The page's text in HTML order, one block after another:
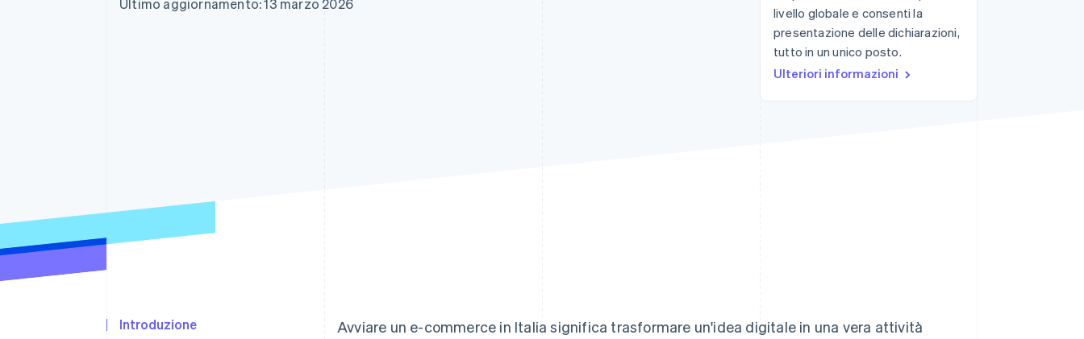
Stripe Sessions 2026
Scopri come Stripe sta
costruendo
l'infrastruttura
Ultimo aggiornamento: 13 marzo 2026
livello globale e consenti la
presentazione delle dichiarazioni,
tutto in un unico posto.
Ulteriori informazioni
Introduzione
Avviare un e-commerce in Italia significa trasformare un'idea digitale in una vera attività